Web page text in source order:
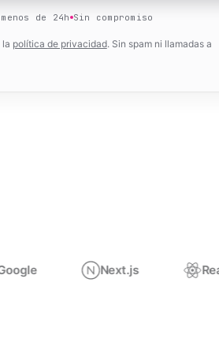
de 24h Sin compromiso
la política de privacidad. Sin spam ni llamadas a
Next.js React TS